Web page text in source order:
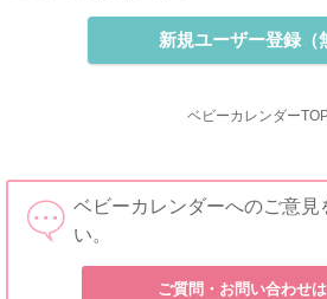
新規ユーザー登録（
ベビーカレンダー
ベビーカレンダーへのご意見
い。
ご質問・お問い合わせ